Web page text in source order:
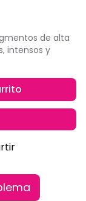
de alta
intensos y